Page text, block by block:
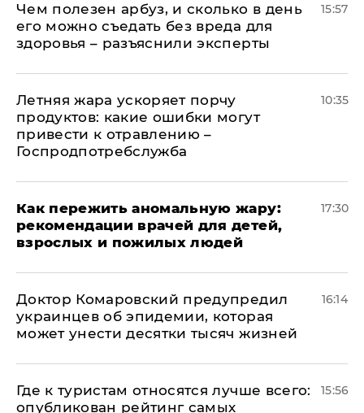
Чем полезен арбуз, и сколько в день
его можно съедать без вреда для
здоровья – разъяснили эксперты
15:57
Летняя жара ускоряет порчу
продуктов: какие ошибки могут
привести к отравлению –
Госпродпотребслужба
10:35
Как пережить аномальную жару:
рекомендации врачей для детей,
взрослых и пожилых людей
17:30
Доктор Комаровский предупредил
украинцев об эпидемии, которая
может унести десятки тысяч жизней
16:14
Где к туристам относятся лучше всего:
опубликован рейтинг самых
15:56